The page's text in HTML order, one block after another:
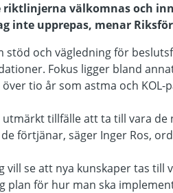
välkomnas och
inte upprepas, menar
stöd och vägledning för
Fokus ligger bland
tio år som astma och
tillfälle att ta till vara
förtjänar, säger Inger Ros,
vill se att nya kunskaper tas till
plan för hur man ska